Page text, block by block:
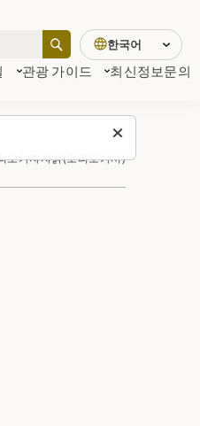
관광 가이드 최신정보문의
한국어
오카쟈쟈캵(모리오카시)